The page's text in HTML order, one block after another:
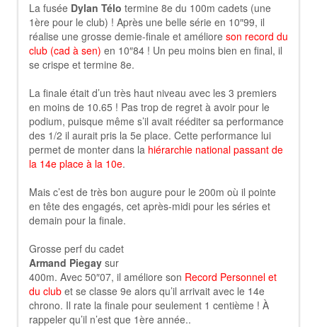
La fusée Dylan Télo termine 8e du 100m cadets (une
1ère pour le club) ! Après une belle série en 10″99, il
réalise une grosse demie-finale et améliore son record du
club (cad à sen) en 10″84 ! Un peu moins bien en final, il
se crispe et termine 8e.
La finale était d’un très haut niveau avec les 3 premiers
en moins de 10.65 ! Pas trop de regret à avoir pour le
podium, puisque même s’il avait rééditer sa performance
des 1/2 il aurait pris la 5e place. Cette performance lui
permet de monter dans la hiérarchie national passant de
la 14e place à la 10e.
Mais c’est de très bon augure pour le 200m où il pointe
en tête des engagés, cet après-midi pour les séries et
demain pour la finale.
Grosse perf du cadet
Armand Piegay sur
400m. Avec 50″07, il améliore son Record Personnel et
du club et se classe 9e alors qu’il arrivait avec le 14e
chrono. Il rate la finale pour seulement 1 centième ! À
rappeler qu’il n’est que 1ère année..